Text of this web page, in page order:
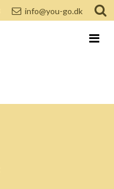
info@you-go.dk